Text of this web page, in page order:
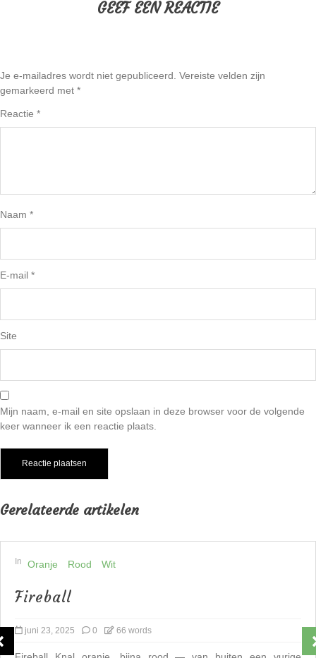
GEEF EEN REACTIE
Je e-mailadres wordt niet gepubliceerd. Vereiste velden zijn
gemarkeerd met *
Reactie *
Naam *
E-mail *
Site
Mijn naam, e-mail en site opslaan in deze browser voor de volgende
keer wanneer ik een reactie plaats.
Gerelateerde artikelen
In Oranje Rood Wit
Fireball
juni 23, 2025 0 66 words